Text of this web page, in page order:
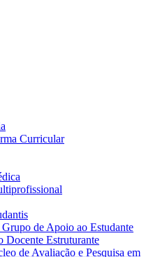
Curricular
de Apoio ao Estudante
Docente Estruturante
de Avaliação e Pesquisa em